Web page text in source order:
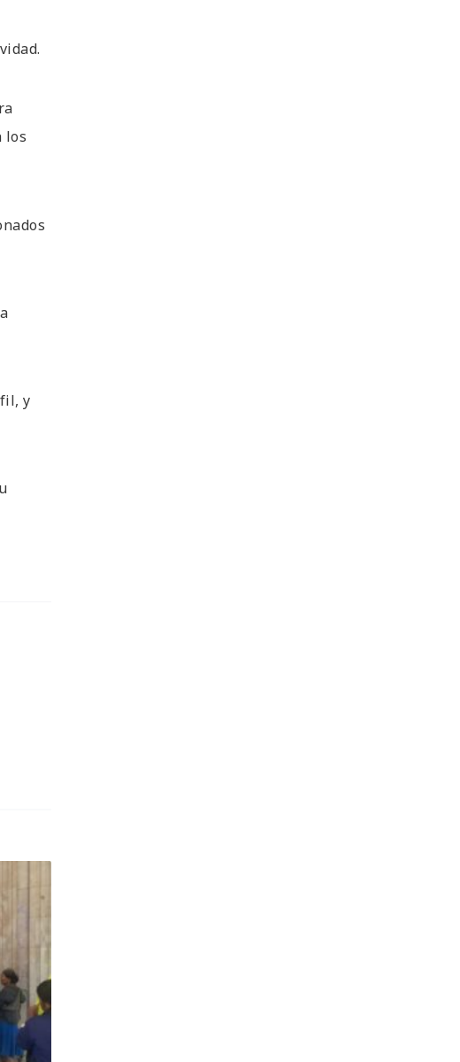
los
y